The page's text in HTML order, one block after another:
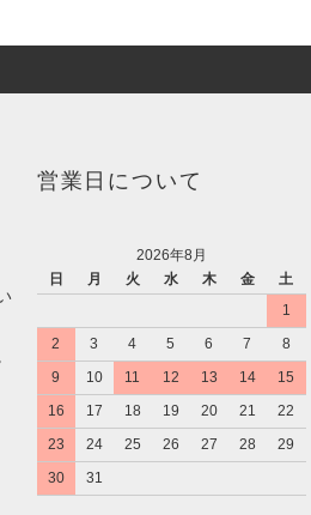
営業日について
2026年8月
日
月 火 水 木 金
土
1
2
3 4 5 6 7
8
9
10 11 12 13 14
15
16
17 18 19 20 21
22
23
24 25 26 27 28
29
30
31